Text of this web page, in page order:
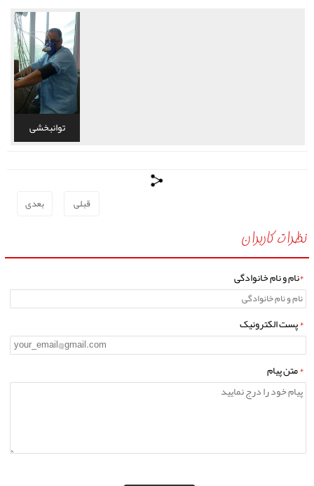
توانبخشی
بعدی قبلی
نظرات کاربران
*نام و نام خانوادگی
*پست الکترونیک
*متن پیام